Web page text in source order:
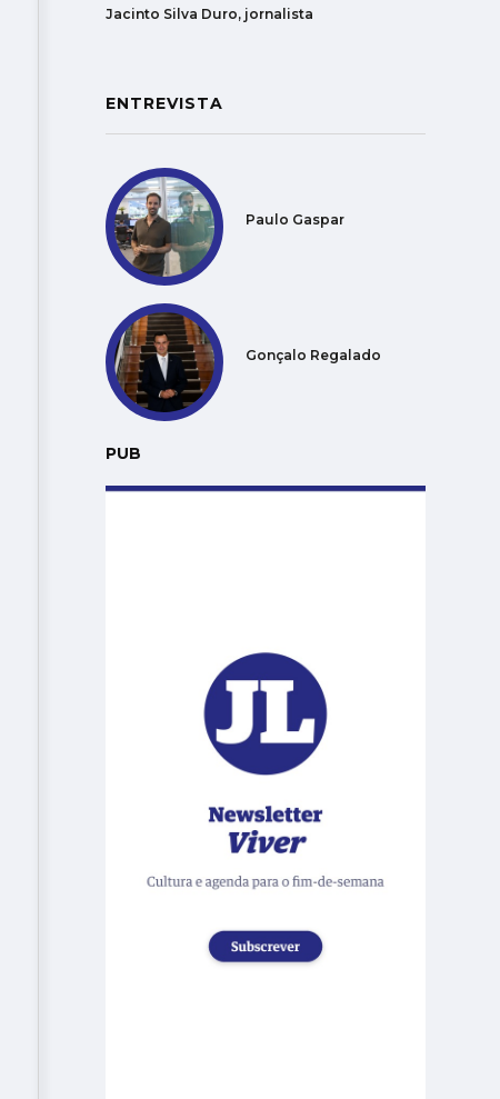
Jacinto Silva Duro, jornalista
ENTREVISTA
Paulo Gaspar
Gonçalo Regalado
PUB